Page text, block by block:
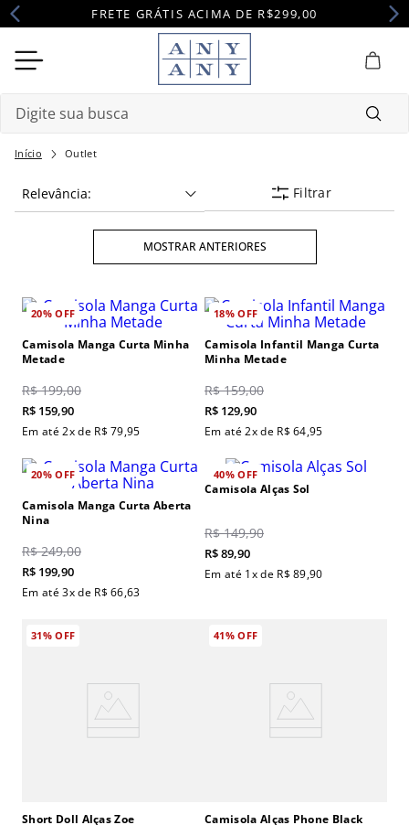
FRETE GRÁTIS ACIMA DE R$299,00
Outlet
Relevância Filtrar
MOSTRAR ANTERIORES
20%OFF
Camisola Manga Curta Minha
Metade
R$ 199,00
R$ 159,90
Em até2x de R$ 79,95
18%OFF
Camisola Infantil Manga Curta
Minha Metade
R$ 159,00
R$ 129,90
Em até2x de R$ 64,95
20%OFF
Camisola Manga Curta Aberta
Nina
R$ 249,00
R$ 199,90
Em até3x de R$ 66,63
40%OFF
Camisola Alças Sol
R$ 149,90
R$89,90
Em até 1x de R$ 89,90
31%OFF
Short Doll Alças Zoe
41%OFF
Camisola Alças Phone Black
Termos mais buscados
1º camisola